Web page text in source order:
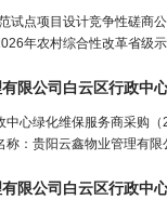
试点项目设计竞争性磋商
年农村综合性改革省级
限公司白云区行政中
中心绿化维保服务商采购
：贵阳云鑫物业管理有
限公司白云区行政中